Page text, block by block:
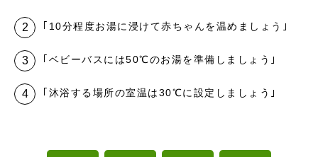
｢10分程度お湯に浸けて赤ちゃんを温めましょう｣
｢ベビーバスには50℃のお湯を準備しましょう｣
｢沐浴する場所の室温は30℃に設定しましょう｣